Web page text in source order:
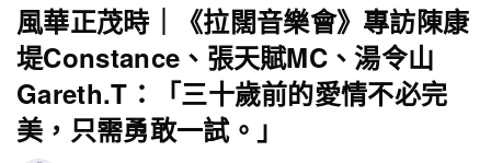
風華正茂時｜《拉闊音樂會》專訪陳康
堤Constance、張天賦MC、湯令山
Gareth.T：「三十歲前的愛情不必完
美，只需勇敢一試。」